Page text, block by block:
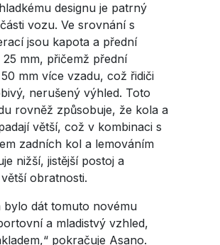
designu je patrný
vozu. Ve srovnání s
jsou kapota a přední
mm, přičemž přední
mm více vzadu, což řidiči
nerušený výhled. Toto
rovněž způsobuje, že kola a
větší, což v kombinaci s
zadních kol a lemováním
nižší, jistější postoj a
obratnosti.
bylo dát tomuto novému
a mladistvý vzhled,
pokračuje Asano.